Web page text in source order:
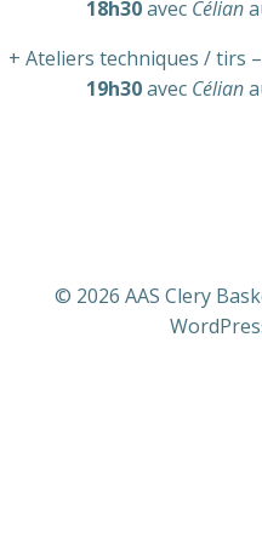
18h30avec Célian
+ Ateliers techniques / tirs
19h30avec Célian
© 2026 AAS Clery